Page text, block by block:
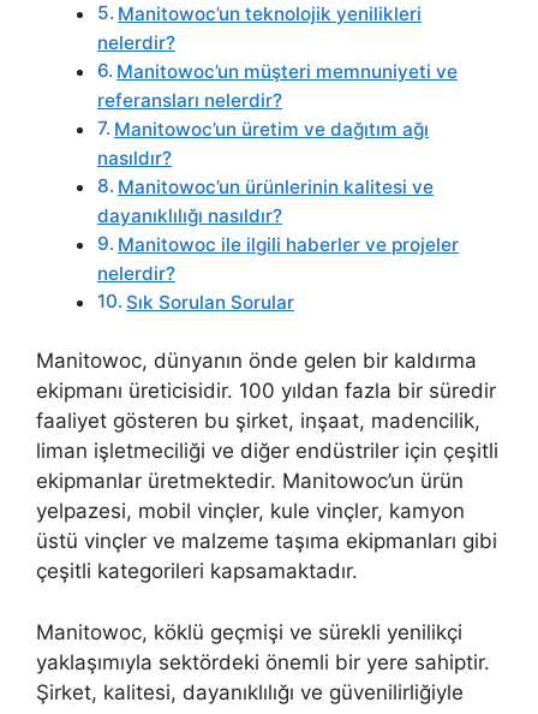
Manitowoc’un teknolojik yenilikleri
nelerdir?
Manitowoc’un müşteri memnuniyeti ve
referansları nelerdir?
Manitowoc’un üretim ve dağıtım ağı
nasıldır?
Manitowoc’un ürünlerinin kalitesi ve
dayanıklılığı nasıldır?
Manitowoc ile ilgili haberler ve projeler
nelerdir?
Sık Sorulan Sorular
Manitowoc, dünyanın önde gelen bir kaldırma
ekipmanı üreticisidir. 100 yıldan fazla bir süredir
faaliyet gösteren bu şirket, inşaat, madencilik,
liman işletmeciliği ve diğer endüstriler için çeşitli
ekipmanlar üretmektedir. Manitowoc’un ürün
yelpazesi, mobil vinçler, kule vinçler, kamyon
üstü vinçler ve malzeme taşıma ekipmanları gibi
çeşitli kategorileri kapsamaktadır.
Manitowoc, köklü geçmişi ve sürekli yenilikçi
yaklaşımıyla sektördeki önemli bir yere sahiptir.
Şirket, kalitesi, dayanıklılığı ve güvenilirliğiyle